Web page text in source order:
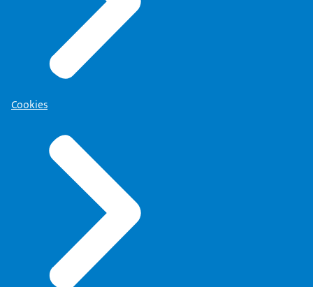
Cookies